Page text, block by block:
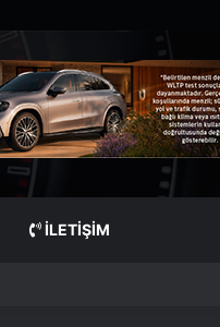
İLETIŞIM